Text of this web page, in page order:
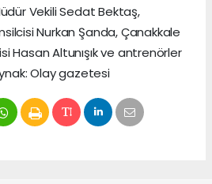
Vekili Sedat Bektaş,
Nurkan Şanda, Çanakkale
Hasan Altunışık ve antrenörler
Olay gazetesi